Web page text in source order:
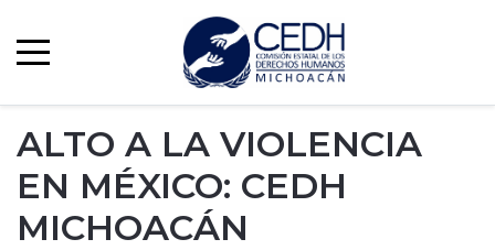
ALTO A LA VIOLENCIA
EN MÉXICO: CEDH
MICHOACÁN